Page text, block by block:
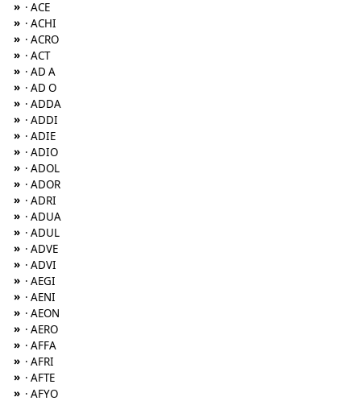
» · ACE
» · ACHI
» · ACRO
» · ACT
» · AD A
» · AD O
» · ADDA
» · ADDI
» · ADIE
» · ADIO
» · ADOL
» · ADOR
» · ADRI
» · ADUA
» · ADUL
» · ADVE
» · ADVI
» · AEGI
» · AENI
» · AEON
» · AERO
» · AFFA
» · AFRI
» · AFTE
» · AFYO